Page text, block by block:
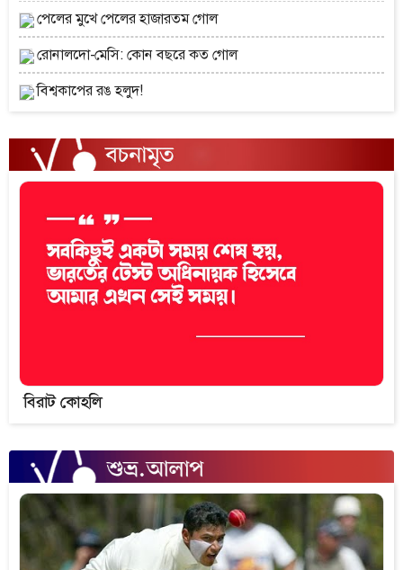
পেলের মুখে পেলের হাজারতম গোল
রোনালদো-মেসি: কোন বছরে কত গোল
বিশ্বকাপের রঙ হলুদ!
বিরাট কোহলি